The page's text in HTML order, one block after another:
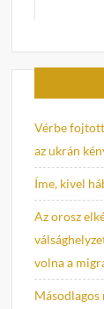
Vérbe
az ukrán
Íme, kivel
Az orosz
volna a